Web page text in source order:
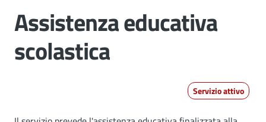
Assistenza educativa
scolastica
Servizio attivo